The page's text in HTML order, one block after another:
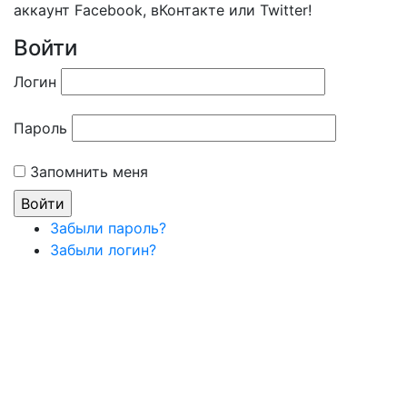
аккаунт Facebook, вКонтакте или Twitter!
Войти
Логин
Пароль
Запомнить меня
Забыли пароль?
Забыли логин?